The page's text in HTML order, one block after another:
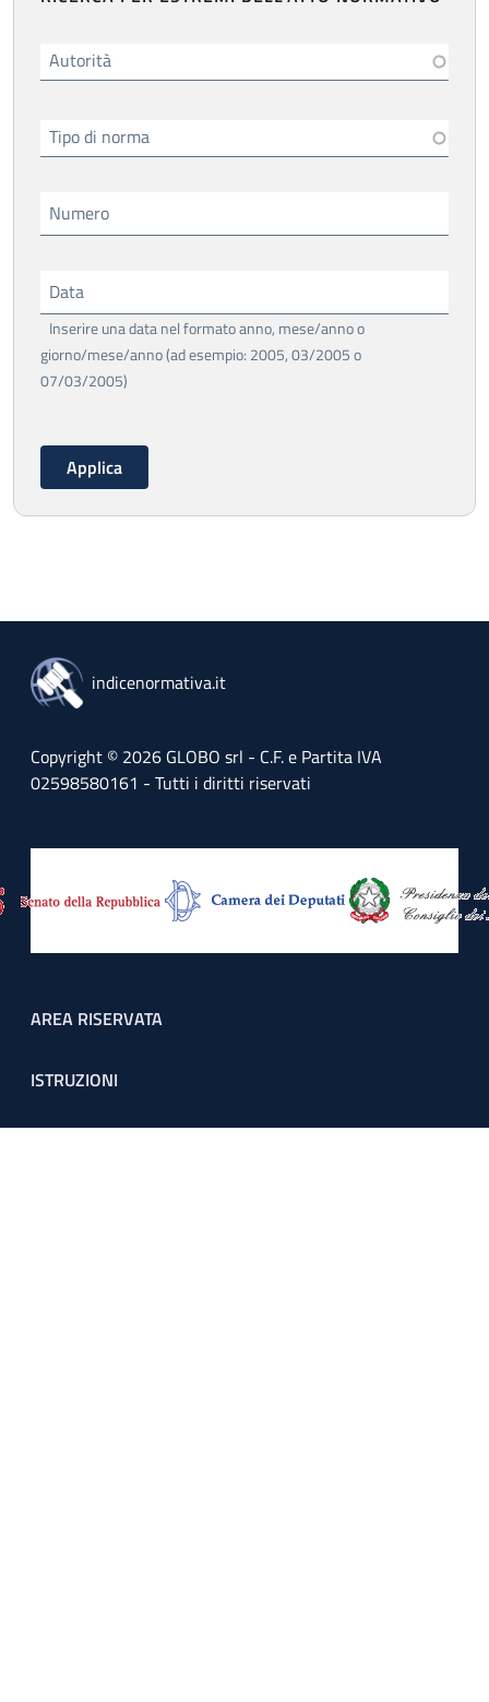
Autorità
Tipo di norma
Numero
Data
Inserire una data nel formato anno, mese/anno o
giorno/mese/anno (ad esempio: 2005, 03/2005 o
07/03/2005)
indicenormativa.it
Copyright © 2026 GLOBO srl - C.F. e Partita IVA
02598580161 - Tutti i diritti riservati
Footer menu
AREA RISERVATA
ISTRUZIONI